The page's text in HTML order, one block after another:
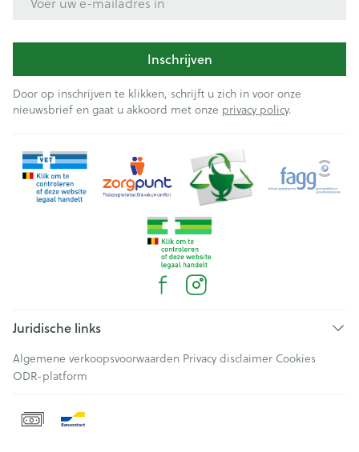
Inschrijven
Door op inschrijven te klikken, schrijft u zich in voor onze
nieuwsbrief en gaat u akkoord met onze privacy policy.
Juridische links
Algemene verkoopsvoorwaarden Privacy disclaimer Cookies
ODR-platform